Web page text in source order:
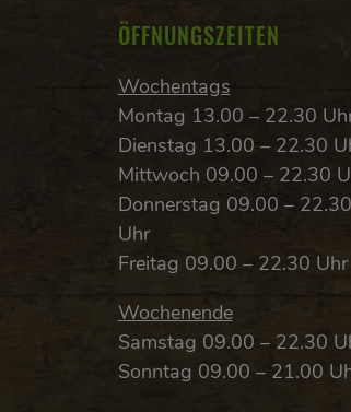
ÖFFNUNGSZEITEN
Wochentags
Montag 13.00 – 22.30
Dienstag 13.00 – 22.30
Mittwoch 09.00 – 22.30
Donnerstag 09.00 – 22.30
Uhr
Freitag 09.00 – 22.30 Uhr
Wochenende
Samstag 09.00 – 22.30
Sonntag 09.00 – 21.00